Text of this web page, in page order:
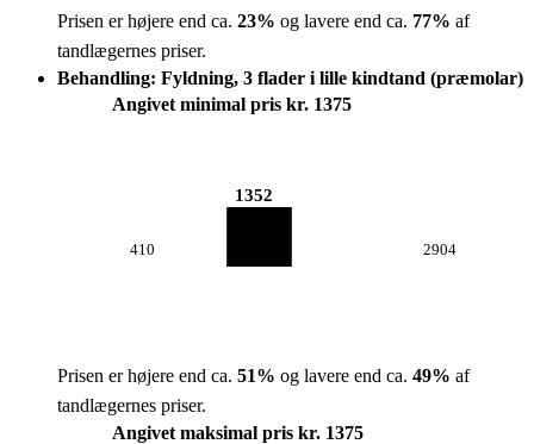
Prisen er højere end ca. 23% og lavere end ca. 77% af
tandlægernes priser.
Behandling: Fyldning, 3 flader i lille kindtand (præmolar)
Angivet minimal pris kr. 1375
410
1352
2904
Prisen er højere end ca. 51% og lavere end ca. 49% af
tandlægernes priser.
Angivet maksimal pris kr. 1375